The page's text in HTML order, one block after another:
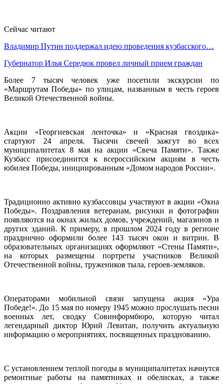
Сейчас читают
Владимир Путин поддержал идею проведения кузбасского…
Губернатор Илья Середюк провел личный прием граждан
Более 7 тысяч человек уже посетили экскурсии по
«Маршрутам Победы» по улицам, названным в честь героев
Великой Отечественной войны.
Акции «Георгиевская ленточка» и «Красная гвоздика»
стартуют 24 апреля. Тысячи свечей зажгут во всех
муниципалитетах 8 мая на акции «Свеча Памяти». Также
Кузбасс присоединится к всероссийским акциям в честь
юбилея Победы, инициированным «Домом народов России».
Традиционно активно кузбассовцы участвуют в акции «Окна
Победы». Поздравления ветеранам, рисунки и фотографии
появляются на окнах жилых домов, учреждений, магазинов и
других зданий. К примеру, в прошлом 2024 году в регионе
празднично оформили более 143 тысяч окон и витрин. В
образовательных организациях оформляют «Стены Памяти»,
на которых размещены портреты участников Великой
Отечественной войны, тружеников тыла, героев-земляков.
Операторами мобильной связи запущена акция «Ура
Победе!». До 15 мая по номеру 1945 можно прослушать песни
военных лет, сводку Совинформбюро, которую читал
легендарный диктор Юрий Левитан, получить актуальную
информацию о мероприятиях, посвященных празднованию.
С установлением теплой погоды в муниципалитетах начнутся
ремонтные работы на памятниках и обелисках, а также